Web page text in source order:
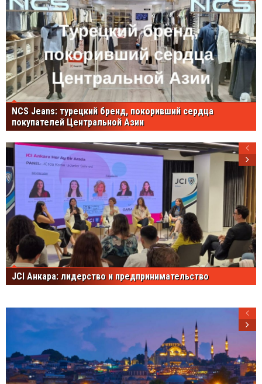
NCS Jeans: турецкий бренд, покоривший сердца
покупателей Центральной Азии
JCI Анкара: лидерство и предпринимательство